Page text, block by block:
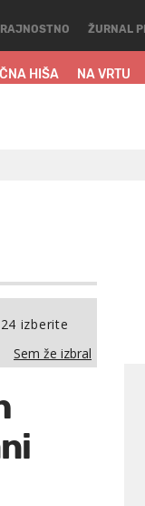
HIŠA NA VRTU
ŽURNAL
izberite
Sem že izbral